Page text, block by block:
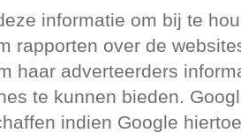
informatie om bij te
rapporten over de
haar adverteerders
te kunnen bieden.
indien Google